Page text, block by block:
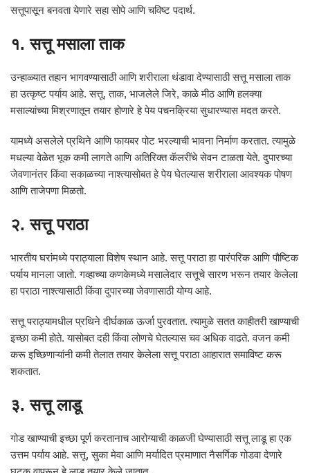
सत्तूपासून बनवता येणारे सहा सोपे आणि चविष्ट पदार्थ.
१. सत्तू मसाला ताक
उन्हाळ्यात तहान भागवण्यासाठी आणि शरीराला थंडावा देण्यासाठी सत्तू मसाला ताक
हा उत्कृष्ट पर्याय आहे. सत्तू, ताक, भाजलेले जिरे, काळे मीठ आणि हलक्या
मसाल्यांच्या मिश्रणातून तयार होणारे हे पेय पचनक्रिया सुधारण्यास मदत करते.
यामध्ये असलेले प्रथिने आणि फायबर पोट भरल्याची भावना निर्माण करतात. त्यामुळे
मधल्या वेळेत भूक कमी लागते आणि अतिरिक्त कॅलरींचे सेवन टाळता येते. दुपारच्या
जेवणानंतर किंवा सकाळच्या नाश्त्यासोबत हे पेय घेतल्यास शरीराला आवश्यक पोषण
आणि ताजेपणा मिळतो.
२. सत्तू पराठा
भारतीय घरांमध्ये पराठ्याला विशेष स्थान आहे. सत्तू पराठा हा पारंपरिक आणि पौष्टिक
पर्याय मानला जातो. गव्हाच्या कणकेमध्ये मसालेदार सत्तूचे सारण भरून तयार केलेला
हा पराठा नाश्त्यासाठी किंवा दुपारच्या जेवणासाठी योग्य आहे.
सत्तू पराठ्यामधील प्रथिने दीर्घकाळ ऊर्जा पुरवतात. त्यामुळे सतत काहीतरी खाण्याची
इच्छा कमी होते. यासोबत दही किंवा लोणचे घेतल्यास चव अधिक वाढते. वजन कमी
करू इच्छिणाऱ्यांनी कमी तेलात तयार केलेला सत्तू पराठा आहारात समाविष्ट करू
शकतात.
३. सत्तू लाडू
गोड खाण्याची इच्छा पूर्ण करतानाच आरोग्याची काळजी घेण्यासाठी सत्तू लाडू हा एक
उत्तम पर्याय आहे. सत्तू, सुका मेवा आणि मर्यादित प्रमाणात नैसर्गिक गोडवा देणारे